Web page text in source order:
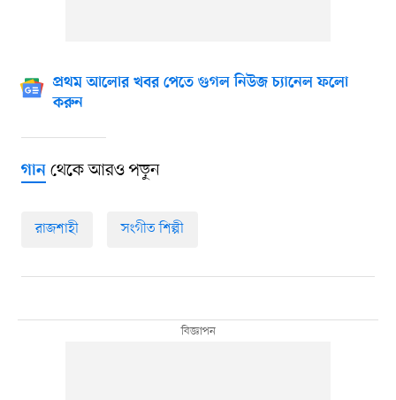
প্রথম আলোর খবর পেতে গুগল নিউজ চ্যানেল ফলো
করুন
গানথেকে আরও পড়ুন
রাজশাহী সংগীত শিল্পী